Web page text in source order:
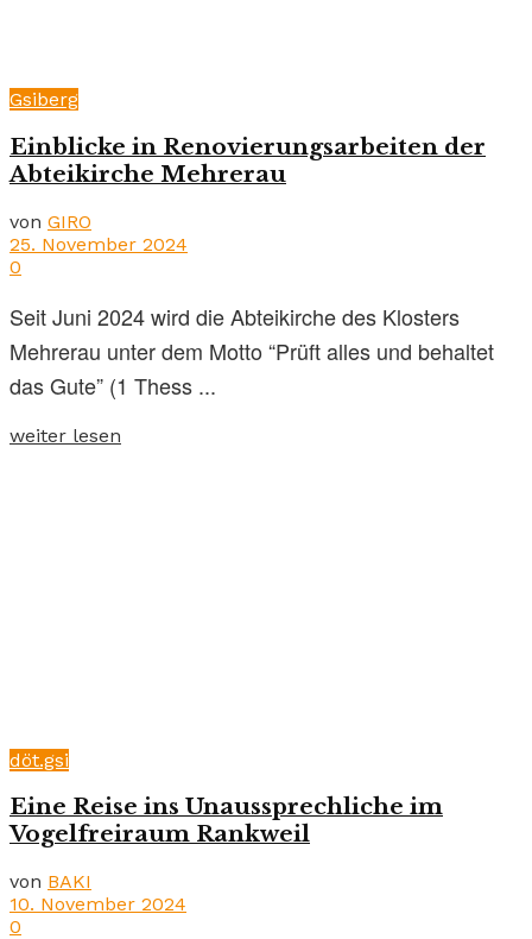
Gsiberg
Einblicke in Renovierungsarbeiten der
Abteikirche Mehrerau
von GIRO
25. November 2024
0
Seit Juni 2024 wird die Abteikirche des Klosters
Mehrerau unter dem Motto “Prüft alles und behaltet
das Gute” (1 Thess ...
weiter lesen
döt.gsi
Eine Reise ins Unaussprechliche im
Vogelfreiraum Rankweil
von BAKI
10. November 2024
0